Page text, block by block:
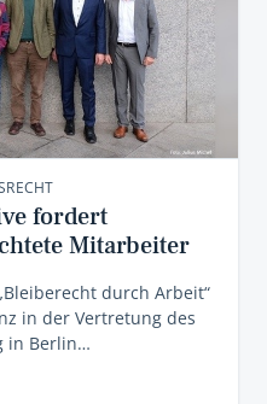
fordert
Mitarbeiter
durch Arbeit“
in der Vertretung des
in Berlin…